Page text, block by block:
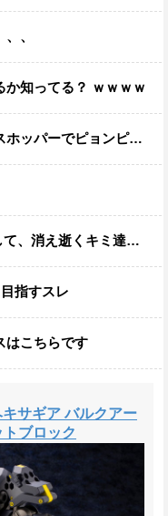
、
か知ってる？ ｗｗｗｗ
想像するとジワジワくるから使わんでくれ
」結成5カ月で消え逝くｗｗｗｗ
指すスレ
はこちらです
キサギア バルクアー
ブロック